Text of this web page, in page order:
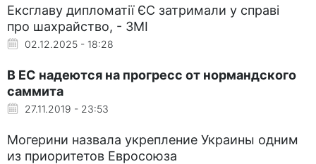
Ексглаву дипломатії ЄС затримали у справі
про шахрайство, - ЗМІ
02.12.2025 - 18:28
В ЕС надеются на прогресс от нормандского
саммита
27.11.2019 - 23:53
Могерини назвала укрепление Украины одним
из приоритетов Евросоюза